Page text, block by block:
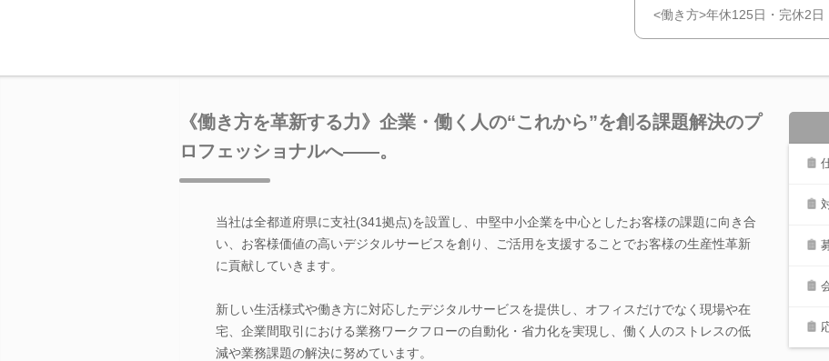
<働き方>年休125日・完休2
《働き方を革新する力》企業・働く人の“これから”を創る課題解決のプ
ロフェッショナルへ――。
当社は全都道府県に支社(341拠点)を設置し、中堅中小企業を中心としたお客様の課題に向き合
い、お客様価値の高いデジタルサービスを創り、ご活用を支援することでお客様の生産性革新
に貢献していきます。
新しい生活様式や働き方に対応したデジタルサービスを提供し、オフィスだけでなく現場や在
宅、企業間取引における業務ワークフローの自動化・省力化を実現し、働く人のストレスの低
減や業務課題の解決に努めています。